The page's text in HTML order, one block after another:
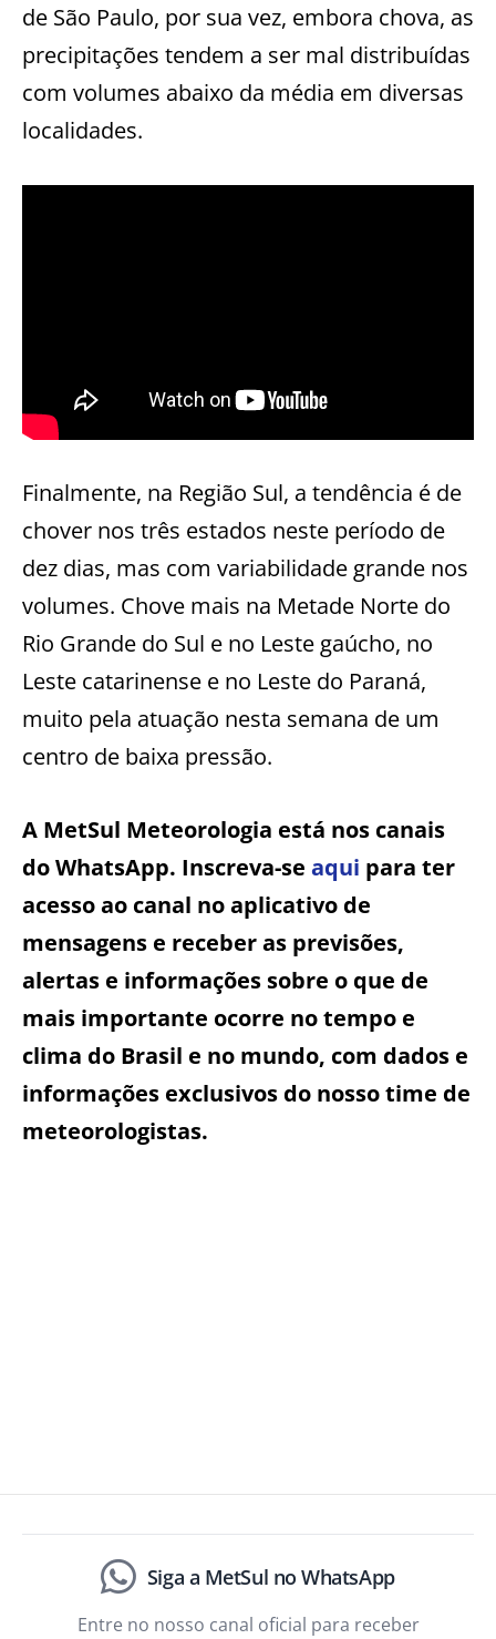
de São Paulo, por sua vez, embora chova, as
precipitações tendem a ser mal distribuídas
com volumes abaixo da média em diversas
localidades.
Finalmente, na Região Sul, a tendência é de
chover nos três estados neste período de
dez dias, mas com variabilidade grande nos
volumes. Chove mais na Metade Norte do
Rio Grande do Sul e no Leste gaúcho, no
Leste catarinense e no Leste do Paraná,
muito pela atuação nesta semana de um
centro de baixa pressão.
A MetSul Meteorologia está nos canais
do WhatsApp. Inscreva-se aqui para ter
acesso ao canal no aplicativo de
mensagens e receber as previsões,
alertas e informações sobre o que de
mais importante ocorre no tempo e
clima do Brasil e no mundo, com dados e
informações exclusivos do nosso time de
meteorologistas.
Siga a MetSul no WhatsApp
Entre no nosso canal oficial para receber